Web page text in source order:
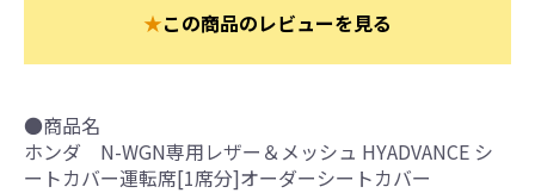
★この商品のレビューを見る
●商品名
ホンダ N-WGN専用レザー＆メッシュ HYADVANCE シ
ートカバー運転席[1席分]オーダーシートカバー